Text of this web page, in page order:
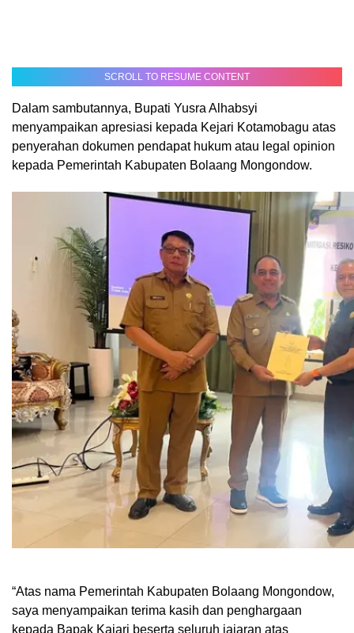
SCROLL TO RESUME CONTENT
Dalam sambutannya, Bupati Yusra Alhabsyi
menyampaikan apresiasi kepada Kejari Kotamobagu atas
penyerahan dokumen pendapat hukum atau legal opinion
kepada Pemerintah Kabupaten Bolaang Mongondow.
“Atas nama Pemerintah Kabupaten Bolaang Mongondow,
saya menyampaikan terima kasih dan penghargaan
kepada Bapak Kajari beserta seluruh jajaran atas